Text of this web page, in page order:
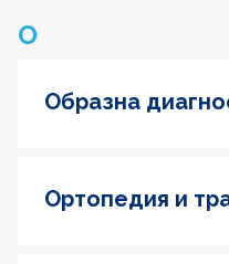
О
Образна
Ортопедия и